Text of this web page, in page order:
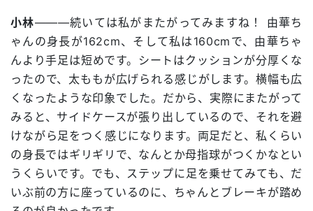
小林―――続いては私がまたがってみますね！ 由華ち
ゃんの身長が162cm、そして私は160cmで、由華ちゃ
んより手足は短めです。シートはクッションが分厚くな
ったので、太ももが広げられる感じがします。横幅も広
くなったような印象でした。だから、実際にまたがって
みると、サイドケースが張り出しているので、それを避
けながら足をつく感じになります。両足だと、私くらい
の身長ではギリギリで、なんとか母指球がつくかなとい
うくらいです。でも、ステップに足を乗せてみても、だ
いぶ前の方に座っているのに、ちゃんとブレーキが踏め